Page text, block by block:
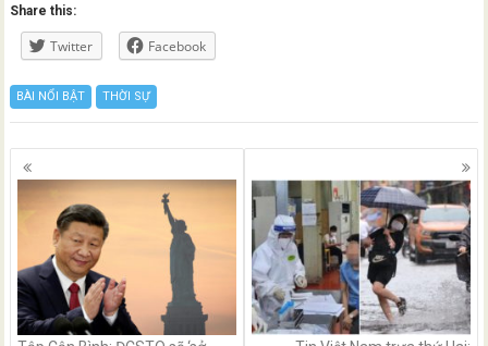
Share this:
Twitter Facebook
BÀI NỔI BẬT THỜI SỰ
Posts
navigation